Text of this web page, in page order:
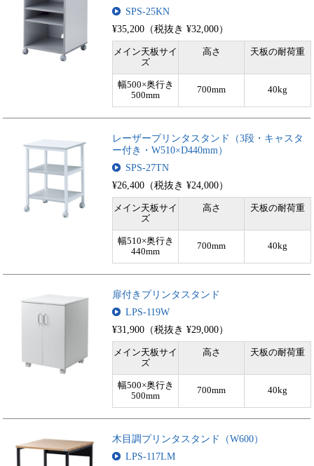
SPS-25KN
¥35,200（税抜き ¥32,000）
メイン天板サイ
ズ
高さ 天板の耐荷重
幅500×奥行き
500mm
700mm 40kg
レーザープリンタスタンド（3段・キャスタ
ー付き・W510×D440mm）
SPS-27TN
¥26,400（税抜き ¥24,000）
メイン天板サイ
ズ
高さ 天板の耐荷重
幅510×奥行き
440mm
700mm 40kg
扉付きプリンタスタンド
LPS-119W
¥31,900（税抜き ¥29,000）
メイン天板サイ
ズ
高さ 天板の耐荷重
幅500×奥行き
500mm
700mm 40kg
木目調プリンタスタンド（W600）
LPS-117LM